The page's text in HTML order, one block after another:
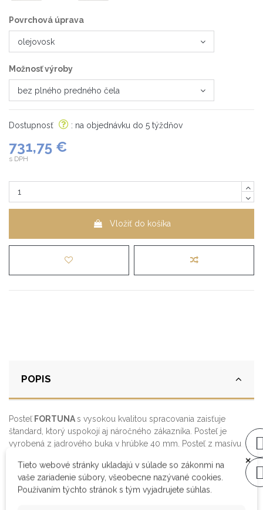
Povrchová úprava
Možnosť výroby
Dostupnosť : na objednávku do 5 týždňov
731,75 €
s DPH
Vložiť do košíka
POPIS
Posteľ FORTUNAs vysokou kvalitou spracovania zaisťuje
štandard, ktorý uspokojí aj náročného zákazníka. Posteľ je
vyrobená z jadrového buka v hrúbke 40 mm. Posteľ z masívu
×
Tieto webové stránky ukladajú v súlade so zákonmi na
vaše zariadenie súbory, všeobecne nazývané cookies.
Používaním týchto stránok s tým vyjadrujete súhlas.